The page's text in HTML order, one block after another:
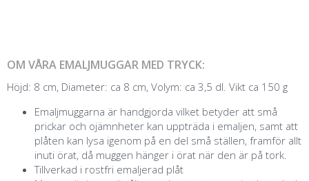
OM VÅRA EMALJMUGGAR MED TRYCK:
Höjd: 8 cm, Diameter: ca 8 cm, Volym: ca 3,5 dl. Vikt ca 150 g
Emaljmuggarna är handgjorda vilket betyder att små
prickar och ojämnheter kan uppträda i emaljen, samt att
plåten kan lysa igenom på en del små ställen, framför allt
inuti örat, då muggen hänger i örat när den är på tork.
Tillverkad i rostfri emaljerad plåt